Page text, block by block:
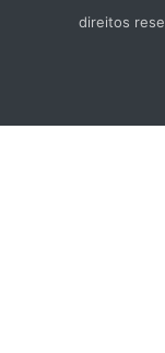
direitos